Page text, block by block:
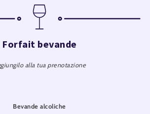
13.02.27 Sabato - 19:30
14.02.27 Domenica - 19:30
21.02.27 Domenica - 19:30
Forfait bevande
alla tua prenotazione
Bevande alcoliche